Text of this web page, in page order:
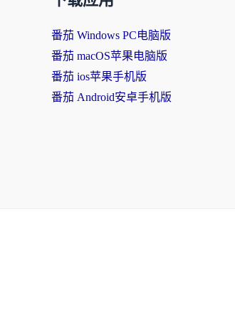
番茄 Windows PC电脑版
番茄 macOS苹果电脑版
番茄 ios苹果手机版
番茄 Android安卓手机版